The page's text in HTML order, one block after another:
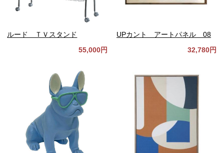
ルード ＴＶスタンド
55,000円
UPカント アートパネル 08
32,780円